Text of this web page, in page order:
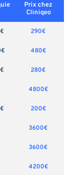
Prix chez
Cliniqeo
290€
480€
280€
4800€
200€
3600€
3600€
4200€